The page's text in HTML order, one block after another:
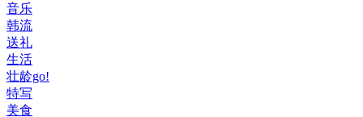
音乐
韩流
送礼
生活
壮龄go!
特写
美食